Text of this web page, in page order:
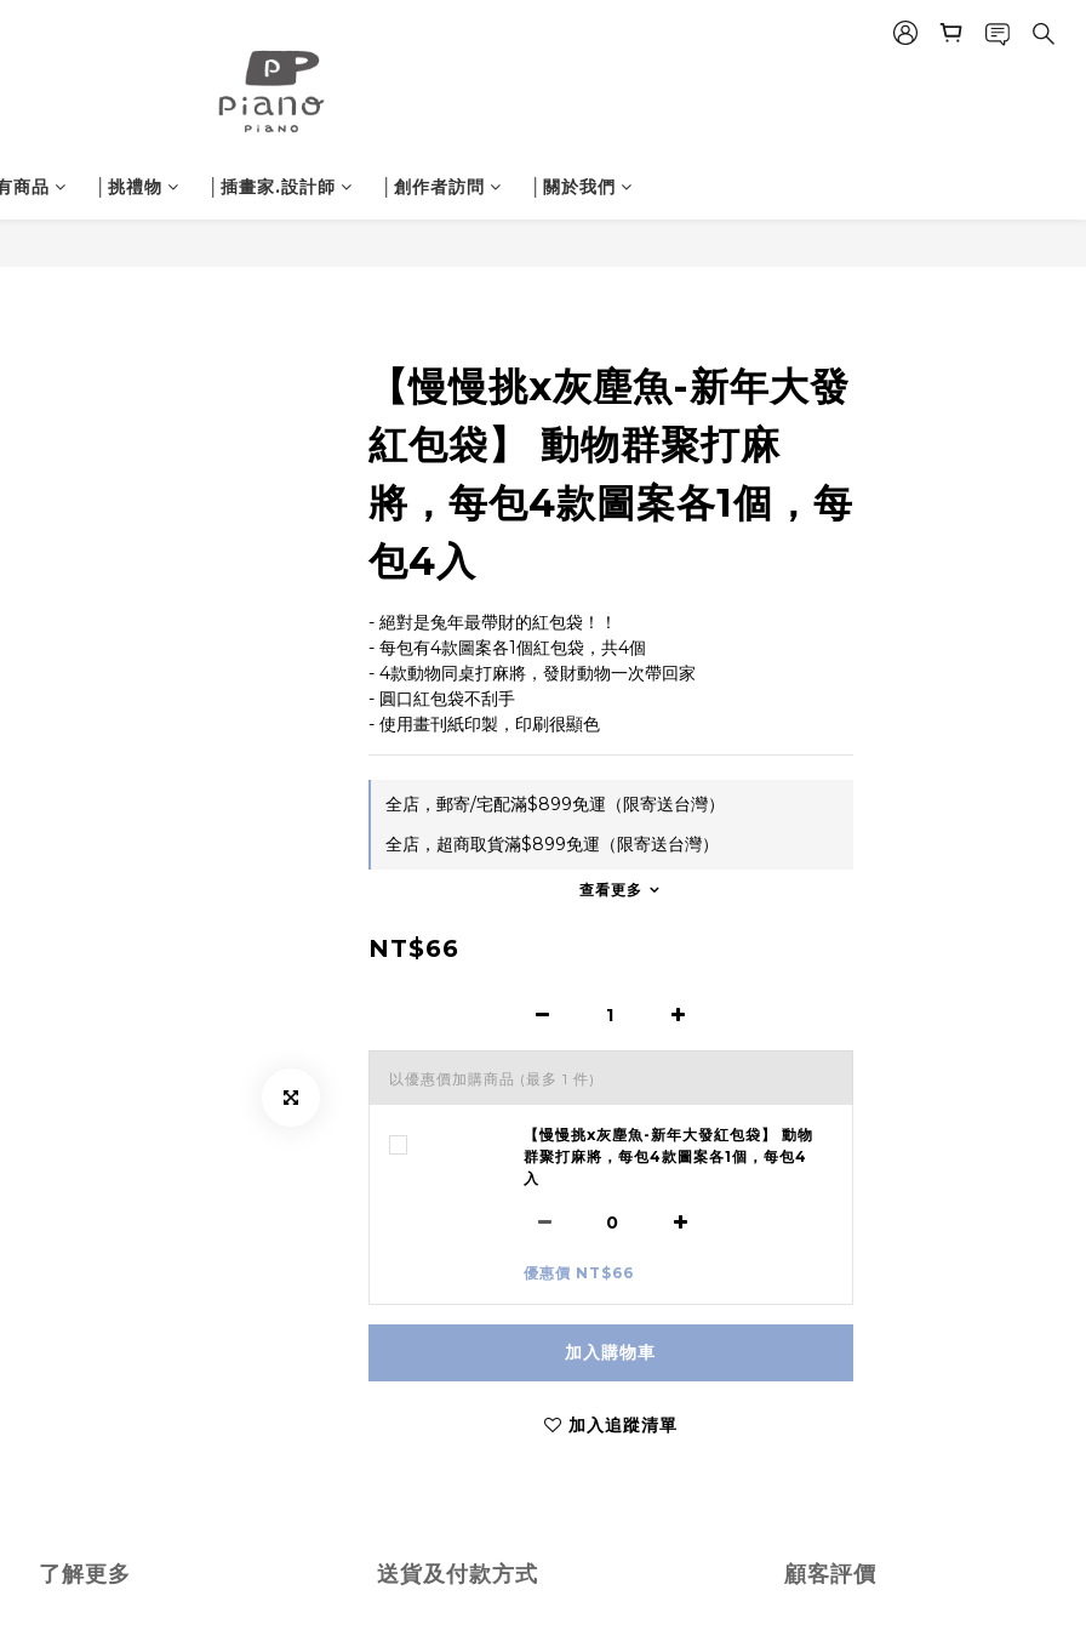
商品 │挑禮物 │插畫家.設計師 │創作者訪問 │關於我們
【慢慢挑x灰塵魚-新年大發
紅包袋】 動物群聚打麻
將，每包4款圖案各1個，每
包4入
- 絕對是兔年最帶財的紅包袋！！
- 每包有4款圖案各1個紅包袋，共4個
- 4款動物同桌打麻將，發財動物一次帶回家
- 圓口紅包袋不刮手
- 使用畫刊紙印製，印刷很顯色
全店，郵寄/宅配滿$899免運（限寄送台灣）
全店，超商取貨滿$899免運（限寄送台灣）
查看更多
NT$66
以優惠價加購商品 (最多 1 件)
【慢慢挑x灰塵魚-新年大發紅包袋】 動物
群聚打麻將，每包4款圖案各1個，每包4
入
優惠價 NT$66
加入購物車
加入追蹤清單
了解更多 送貨及付款方式 顧客評價